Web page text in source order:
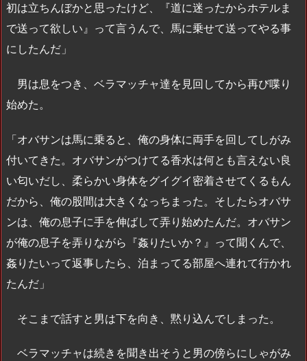
初は立ちんぼかと思ったけど、『道に迷ったからホテルま
で送って欲しい』って言うんで、馬に乗せて送ってやる事
にしたんだ」
男は息をつき、ベラマッチャ達を見回してから再び喋り
始めた。
「オバサンは馬に乗ると、俺の身体に両手を回してしがみ
付いてきた。オバサンがつけてる香水は何とも言えない良
い匂いだし、柔らかい身体をグイグイ密着させてくるもん
だから、俺の股間は大きくなっちまった。そしたらオバサ
ンは、俺の息子に手を伸ばして弄り始めたんだ。オバサン
が俺の息子を弄りながら『姦りたいか？』って聞くんで、
姦りたいって返事したら、泊まってる部屋へ連れて行かれ
たんだ」
そこまで話すと男は下を向き、黙り込んでしまった。
ベラマッチャは続きを聞き出そうと男の傍らにしゃがみ